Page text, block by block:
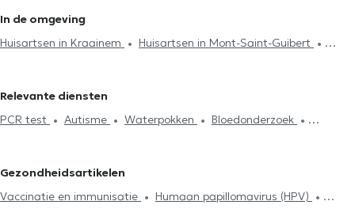
In de omgeving
Huisartsen in Kraainem
Huisartsen in Mont-Saint-Guibert
Woluwe
Huisartsen in Zaventem
Huisartsen in Evere
Huisartsen in Oudergem
Huisartsen in
Rode
Huisartsen in Sint-Gillis
Huisartsen in Antwerpen
Relevante diensten
PCR test
Autisme Waterpokken
Bloedonderzoek
Glucose Monitoring
Allergiebehandeling
Voedselintolerantietest
Neonatologie
Medisch attest
Gezondheidsartikelen
Vaccinatie en immunisatie
Humaan papillomavirus (HPV)